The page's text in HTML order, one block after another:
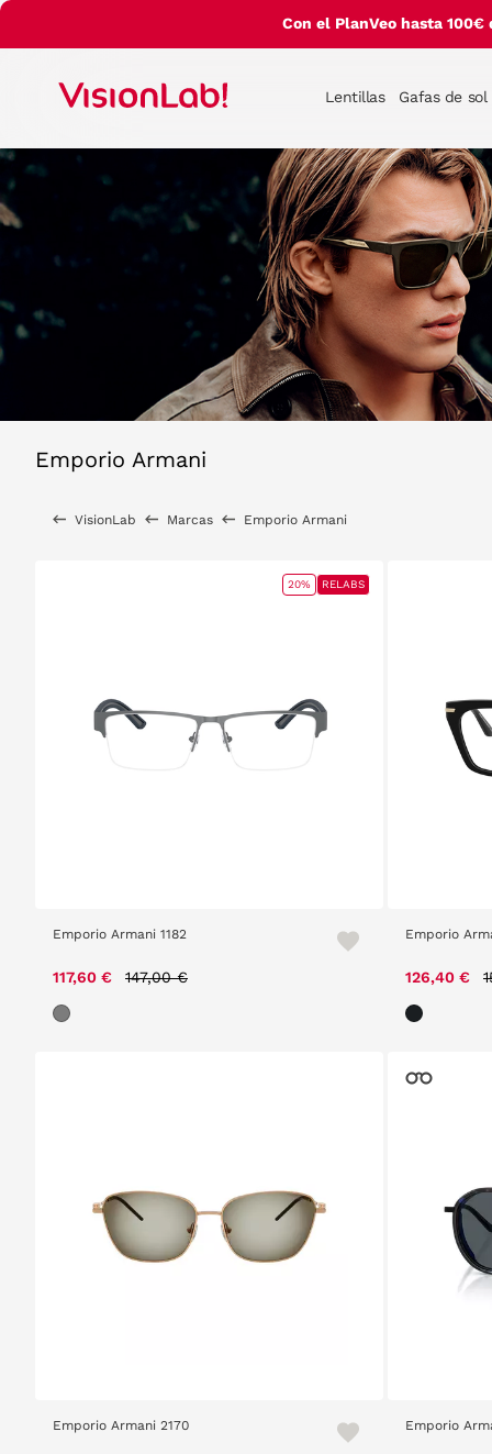
Con el PlanVeo hasta
Lentillas Gafas de sol
Emporio Armani
VisionLab Marcas Emporio Armani
Emporio Armani 1182
117,60 € Price reduced from
147,00 €
20% RELABS
Emporio
126,40 €
Emporio Armani 2170 Emporio